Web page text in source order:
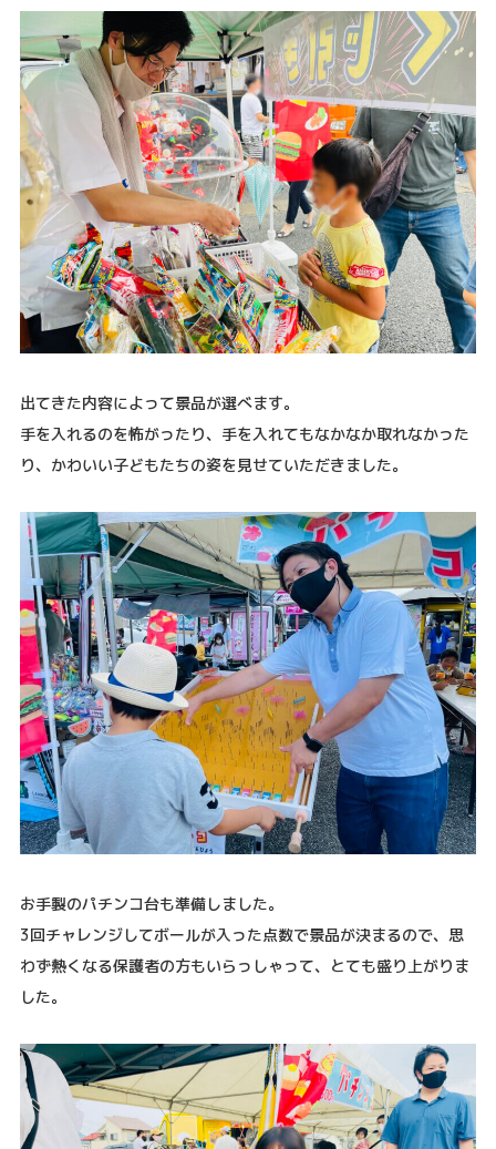
出てきた内容によって景品が選べます。
手を入れるのを怖がったり、手を入れてもなかなか取れなかった
り、かわいい子どもたちの姿を見せていただきました。
お手製のパチンコ台も準備しました。
3回チャレンジしてボールが入った点数で景品が決まるので、思
わず熱くなる保護者の方もいらっしゃって、とても盛り上がりま
した。